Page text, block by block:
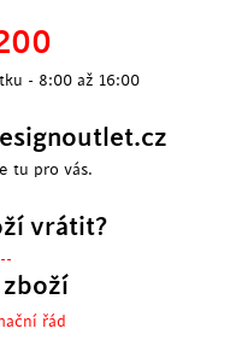
- 8:00 až 16:00
tu pro vás.
vrátit?
zboží
řád